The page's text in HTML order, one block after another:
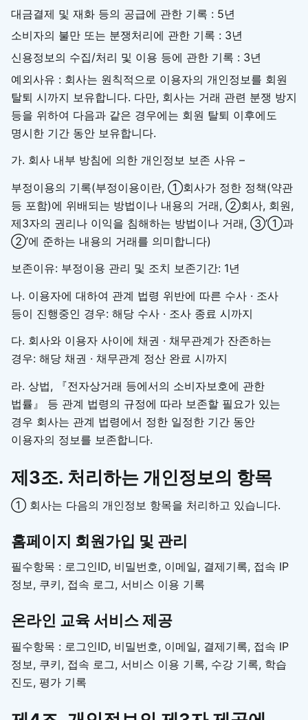
대금결제 및 재화 등의 공급에 관한 기록 : 5년
소비자의 불만 또는 분쟁처리에 관한 기록 : 3년
신용정보의 수집/처리 및 이용 등에 관한 기록 : 3년
예외사유 : 회사는 원칙적으로 이용자의 개인정보를 회원
탈퇴 시까지 보유합니다. 다만, 회사는 거래 관련 분쟁 방지
등을 위하여 다음과 같은 경우에는 회원 탈퇴 이후에도
명시한 기간 동안 보유합니다.
가. 회사 내부 방침에 의한 개인정보 보존 사유 –
부정이용의 기록(부정이용이란, ①회사가 정한 정책(약관
등 포함)에 위배되는 방법이나 내용의 거래, ②회사, 회원,
제3자의 권리나 이익을 침해하는 방법이나 거래, ③‘①과
②’에 준하는 내용의 거래를 의미합니다)
보존이유: 부정이용 관리 및 조치 보존기간: 1년
나. 이용자에 대하여 관계 법령 위반에 따른 수사 · 조사
등이 진행중인 경우: 해당 수사 · 조사 종료 시까지
다. 회사와 이용자 사이에 채권 · 채무관계가 잔존하는
경우: 해당 채권 · 채무관계 정산 완료 시까지
라. 상법, 『전자상거래 등에서의 소비자보호에 관한
법률』 등 관계 법령의 규정에 따라 보존할 필요가 있는
경우 회사는 관계 법령에서 정한 일정한 기간 동안
이용자의 정보를 보존합니다.
제3조. 처리하는 개인정보의 항목
① 회사는 다음의 개인정보 항목을 처리하고 있습니다.
홈페이지 회원가입 및 관리
필수항목 : 로그인ID, 비밀번호, 이메일, 결제기록, 접속 IP
정보, 쿠키, 접속 로그, 서비스 이용 기록
온라인 교육 서비스 제공
필수항목 : 로그인ID, 비밀번호, 이메일, 결제기록, 접속 IP
정보, 쿠키, 접속 로그, 서비스 이용 기록, 수강 기록, 학습
진도, 평가 기록